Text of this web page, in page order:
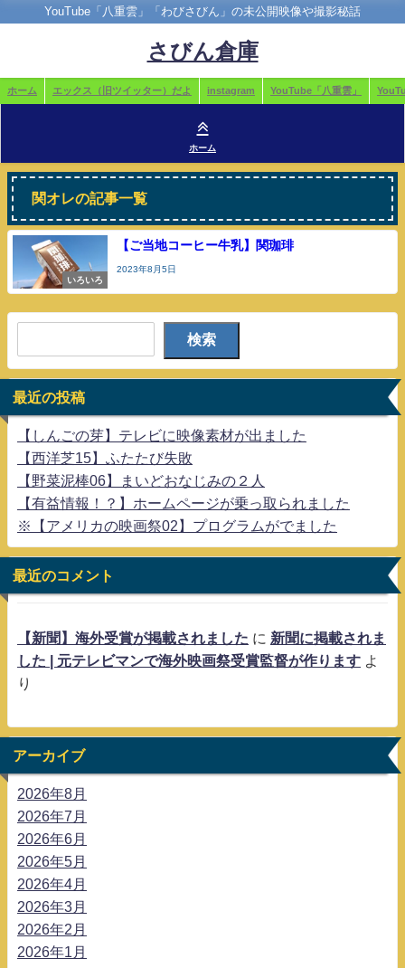
YouTube「八重雲」「わびさびん」の未公開映像や撮影秘話
さびん倉庫
ホーム エックス（旧ツイッター）だよ instagram YouTube「八重雲」
ホーム
関オレの記事一覧
いろいろ
【ご当地コーヒー牛乳】関珈琲
2023年8月5日
検索
最近の投稿
【しんごの芽】テレビに映像素材が出ました
【西洋芝15】ふたたび失敗
【野菜泥棒06】まいどおなじみの２人
【有益情報！？】ホームページが乗っ取られました
※【アメリカの映画祭02】プログラムがでました
最近のコメント
【新聞】海外受賞が掲載されました に 新聞に掲載されま
した | 元テレビマンで海外映画祭受賞監督が作ります よ
り
アーカイブ
2026年8月
2026年7月
2026年6月
2026年5月
2026年4月
2026年3月
2026年2月
2026年1月